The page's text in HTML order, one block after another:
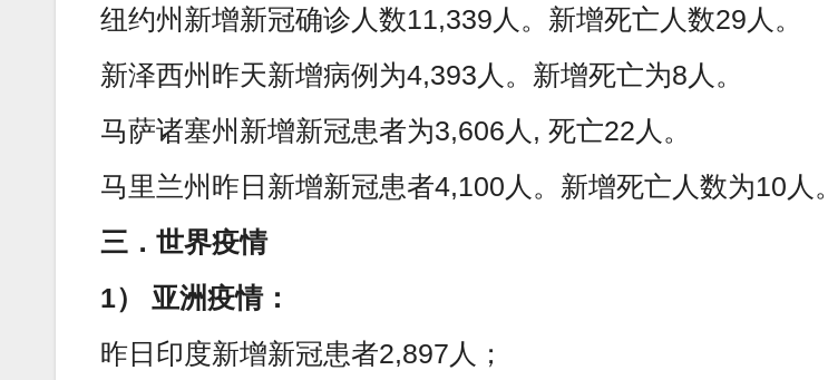
纽约州新增新冠确诊人数11,339人。新增死亡人数29人。
新泽西州昨天新增病例为4,393人。新增死亡为8人。
马萨诸塞州新增新冠患者为3,606人, 死亡22人。
马里兰州昨日新增新冠患者4,100人。新增死亡人数为10人。
三．世界疫情
1） 亚洲疫情：
昨日印度新增新冠患者2,897人；